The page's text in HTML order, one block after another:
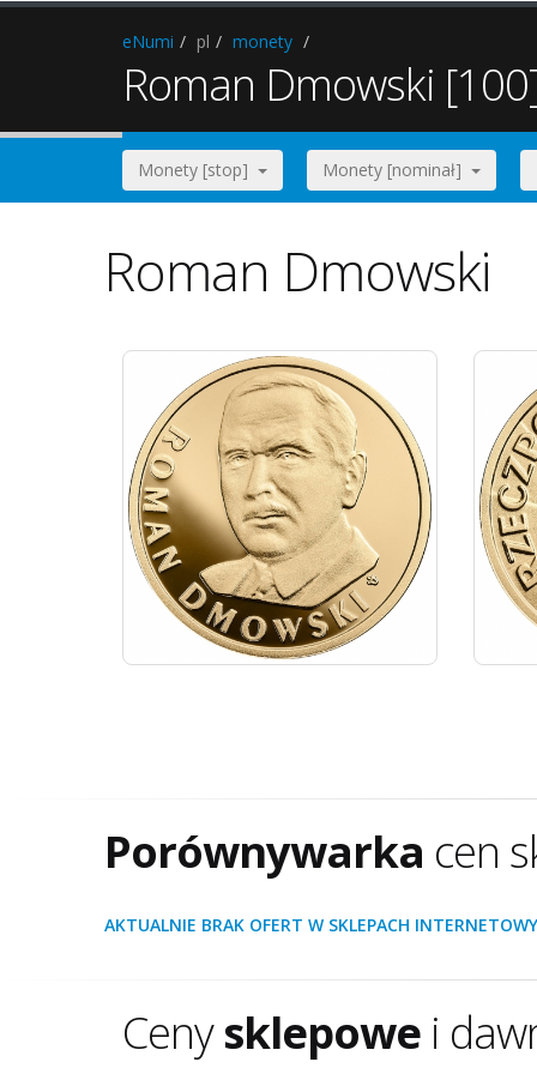
eNumi pl monety
Roman Dmowski
Monety [stop] Monety [nominał]
Roman Dmowski
Porównywarka cen
AKTUALNIE BRAK OFERT W SKLEPACH
Cenysklepowe i